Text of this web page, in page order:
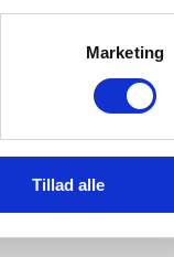
Marketing
Tillad alle
forstår den